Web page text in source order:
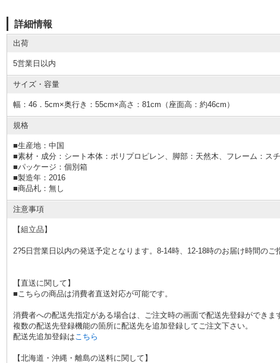
詳細情報
出荷
5営業日以内
サイズ・容量
幅：46．5cm×奥行き：55cm×高さ：81cm（座面高：約46cm）
規格
■生産地：中国
■素材・成分：シート本体：ポリプロピレン、脚部：天然木、フレーム：ス
■パッケージ：個別箱
■製造年：2016
■商品札：無し
注意事項
【組立品】
2?5日営業日以内の発送予定となります。8-14時、12-18時のお届け時間のご
【直送に関して】
■こちらの商品は消費者直送対応が可能です。
消費者への配送先指定がある場合は、ご注文時の画面で配送先登録ができま
複数の配送先登録機能の箇所に配送先を追加登録してご注文下さい。
配送先追加登録は こちら
【北海道・沖縄・離島の送料に関して】